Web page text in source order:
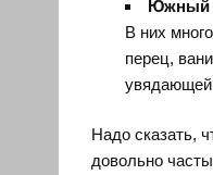
Южный
В них
перец,
увядающей
Надо сказать,
довольно